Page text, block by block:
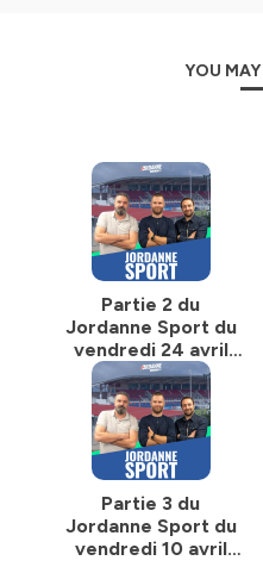
YOU
Partie 2 du
Jordanne Sport du
vendredi 24 avril
2026
Partie 3 du
Jordanne Sport du
vendredi 10 avril